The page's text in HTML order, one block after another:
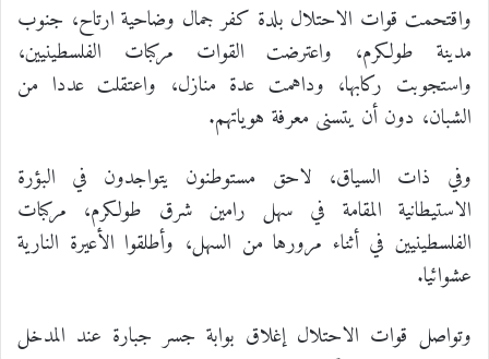
واقتحمت قوات الاحتلال بلدة كفر جمال وضاحية ارتاح، جنوب
مدينة طولكرم، واعترضت القوات مركبات الفلسطينيين،
واستجوبت ركابها، وداهمت عدة منازل، واعتقلت عددا من
الشبان، دون أن يتسنى معرفة هوياتهم.
وفي ذات السياق، لاحق مستوطنون يتواجدون في البؤرة
الاستيطانية المقامة في سهل رامين شرق طولكرم، مركبات
الفلسطينيين في أثناء مرورها من السهل، وأطلقوا الأعيرة النارية
عشوائيا.
وتواصل قوات الاحتلال إغلاق بوابة جسر جبارة عند المدخل